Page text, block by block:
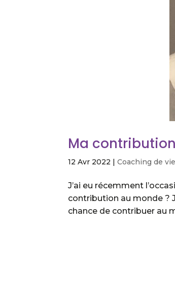
Ma
12 Avr 2022 |Coaching de vie
J’ai eu récemment
contribution au monde ?
chance de contribuer au